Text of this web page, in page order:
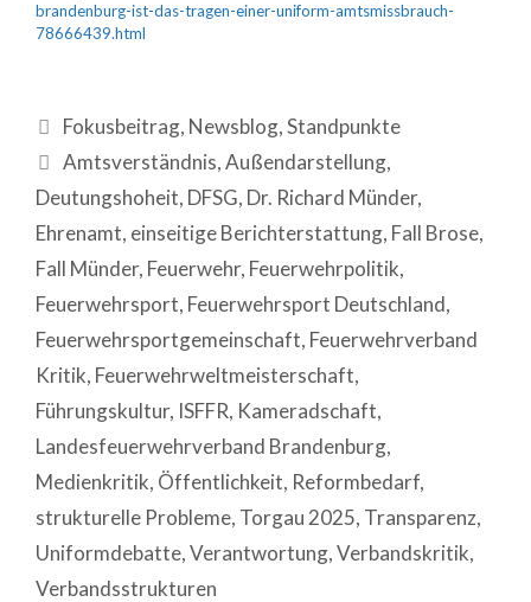
brandenburg-ist-das-tragen-einer-uniform-amtsmissbrauch-
78666439.html
Fokusbeitrag, Newsblog,Standpunkte
Amtsverständnis,Außendarstellung,
Deutungshoheit, DFSG, Dr. Richard Münder,
Ehrenamt, einseitige Berichterstattung, Fall Brose,
Fall Münder, Feuerwehr, Feuerwehrpolitik,
Feuerwehrsport, Feuerwehrsport Deutschland,
Feuerwehrsportgemeinschaft, Feuerwehrverband
Kritik, Feuerwehrweltmeisterschaft,
Führungskultur, ISFFR, Kameradschaft,
Landesfeuerwehrverband Brandenburg,
Medienkritik, Öffentlichkeit, Reformbedarf,
strukturelle Probleme, Torgau 2025, Transparenz,
Uniformdebatte,Verantwortung,Verbandskritik,
Verbandsstrukturen